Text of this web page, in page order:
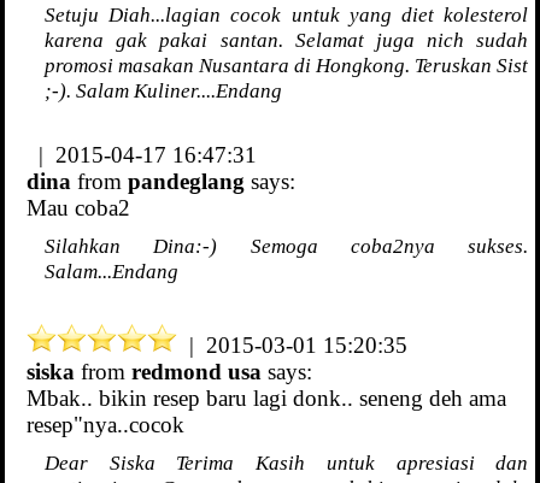
Setuju Diah...lagian cocok untuk yang diet kolesterol
karena gak pakai santan. Selamat juga nich sudah
promosi masakan Nusantara di Hongkong. Teruskan Sist
;-). Salam Kuliner....Endang
| 2015-04-17 16:47:31
dina from pandeglang says:
Mau coba2
Silahkan Dina:-) Semoga coba2nya sukses.
Salam...Endang
| 2015-03-01 15:20:35
siska from redmond usa says:
Mbak.. bikin resep baru lagi donk.. seneng deh ama
resep"nya..cocok
Dear Siska Terima Kasih untuk apresiasi dan